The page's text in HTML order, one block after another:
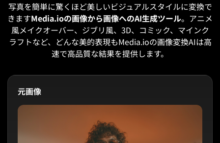
写真を簡単に驚くほど美しいビジュアルスタイルに変換で
きますMedia.ioの画像から画像へのAI生成ツール。アニメ
風メイクオーバー、ジブリ風、3D、コミック、マインク
ラフトなど、どんな美的表現もMedia.ioの画像変換AIは高
速で高品質な結果を提供します。
元画像